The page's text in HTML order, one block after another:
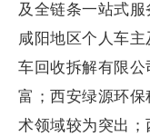
及全链条一站式
咸阳地区个人车
车回收拆解有限
富；西安绿源环
术领域较为突出